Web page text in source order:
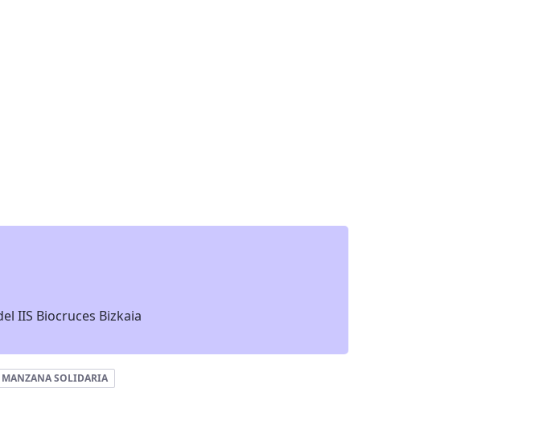
IIS Biocruces Bizkaia
MANZANA SOLIDARIA